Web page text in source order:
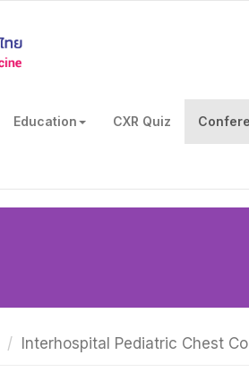
Education CXR Quiz
Interhospital Pediatric Chest